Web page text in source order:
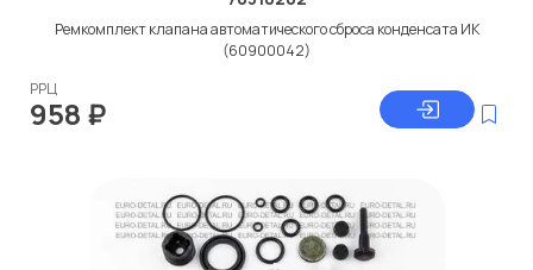
Ремкомплект клапана автоматического сброса конденсата ИК
(60900042)
РРЦ
958 ₽